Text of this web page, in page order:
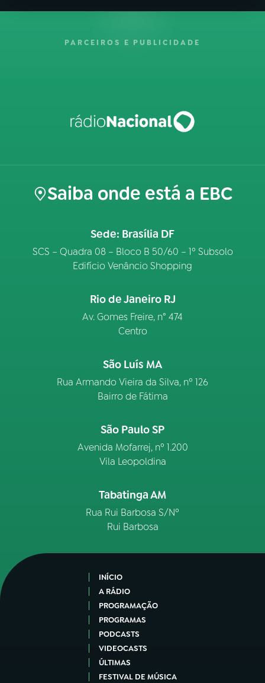
PARCEIROS E PUBLICIDADE
Saiba onde está a EBC
Sede: Brasília DF
SCS – Quadra 08 – Bloco B 50/60 – 1º Subsolo
Edifício Venâncio Shopping
Rio de Janeiro RJ
Av. Gomes Freire, n° 474
Centro
São Luís MA
Rua Armando Vieira da Silva, nº 126
Bairro de Fátima
São Paulo SP
Avenida Mofarrej, nº 1.200
Vila Leopoldina
Tabatinga AM
Rua Rui Barbosa S/Nº
Rui Barbosa
INÍCIO
A RÁDIO
PROGRAMAÇÃO
PROGRAMAS
PODCASTS
VIDEOCASTS
ÚLTIMAS
FESTIVAL DE MÚSICA